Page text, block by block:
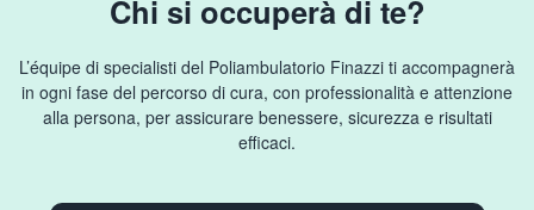
Chi si occuperà di te?
L’équipe di specialisti del Poliambulatorio Finazzi ti accompagnerà
in ogni fase del percorso di cura, con professionalità e attenzione
alla persona, per assicurare benessere, sicurezza e risultati
efficaci.